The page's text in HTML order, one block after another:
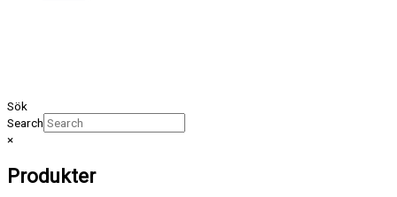
Sök
Search
×
Produkter